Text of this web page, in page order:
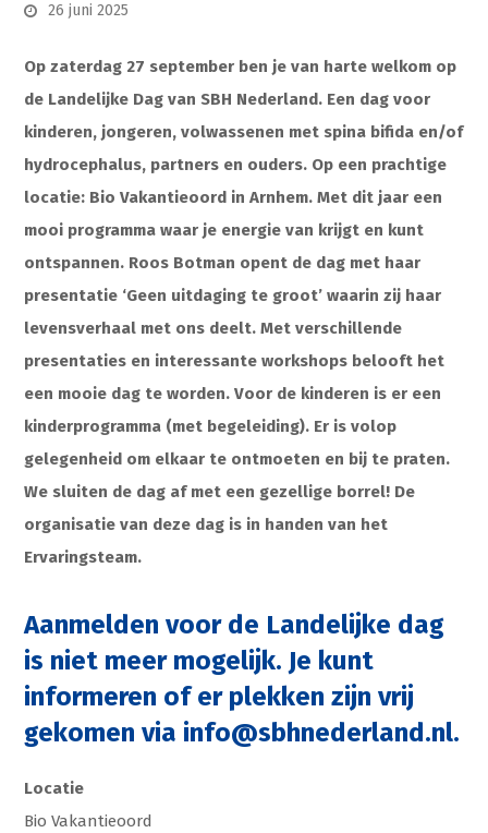
26 juni 2025
Op zaterdag 27 september ben je van harte welkom op
de Landelijke Dag van SBH Nederland. Een dag voor
kinderen, jongeren, volwassenen met spina bifida en/of
hydrocephalus, partners en ouders. Op een prachtige
locatie: Bio Vakantieoord in Arnhem. Met dit jaar een
mooi programma waar je energie van krijgt en kunt
ontspannen. Roos Botman opent de dag met haar
presentatie ‘Geen uitdaging te groot’ waarin zij haar
levensverhaal met ons deelt. Met verschillende
presentaties en interessante workshops belooft het
een mooie dag te worden. Voor de kinderen is er een
kinderprogramma (met begeleiding). Er is volop
gelegenheid om elkaar te ontmoeten en bij te praten.
We sluiten de dag af met een gezellige borrel! De
organisatie van deze dag is in handen van het
Ervaringsteam.
Aanmelden voor de Landelijke dag
is niet meer mogelijk. Je kunt
informeren of er plekken zijn vrij
gekomen via info@sbhnederland.nl.
Locatie
Bio Vakantieoord